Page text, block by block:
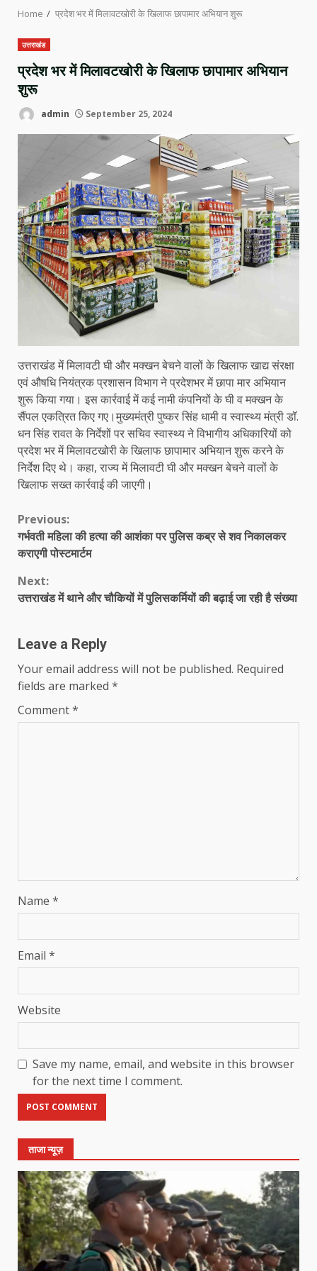
Home प्रदेश भर में मिलावटखोरी के खिलाफ छापामार अभियान शुरू
उत्तराखंड
प्रदेश भर में मिलावटखोरी के खिलाफ छापामार अभियान
शुरू
admin September 25, 2024
उत्तराखंड में मिलावटी घी और मक्खन बेचने वालों के खिलाफ खाद्य संरक्षा
एवं औषधि नियंत्रक प्रशासन विभाग ने प्रदेशभर में छापा मार अभियान
शुरू किया गया। इस कार्रवाई में कई नामी कंपनियों के घी व मक्खन के
सैंपल एकत्रित किए गए।मुख्यमंत्री पुष्कर सिंह धामी व स्वास्थ्य मंत्री डॉ.
धन सिंह रावत के निर्देशों पर सचिव स्वास्थ्य ने विभागीय अधिकारियों को
प्रदेश भर में मिलावटखोरी के खिलाफ छापामार अभियान शुरू करने के
निर्देश दिए थे। कहा, राज्य में मिलावटी घी और मक्खन बेचने वालों के
खिलाफ सख्त कार्रवाई की जाएगी।
Continue
Reading
Previous:
गर्भवती महिला की हत्या की आशंका पर पुलिस कब्र से शव निकालकर
कराएगी पोस्टमार्टम
Next:
उत्तराखंड में थाने और चौकियों में पुलिसकर्मियों की बढ़ाई जा रही है संख्या
Leave a Reply
Your email address will not be published. Required
fields are marked *
Comment*
Name *
Email *
Website
Save my name, email, and website in this browser
for the next time I comment.
ताजा न्यूज़